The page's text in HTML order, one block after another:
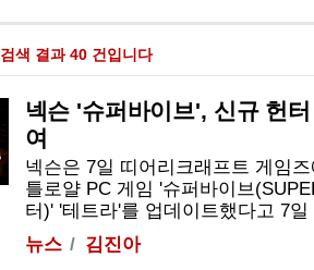
검색 결과 40 건입니다
넥슨 '슈퍼바이브', 신규 헌
여
넥슨은 7일 띠어리크래프트 게임
틀로얄 PC 게임 '슈퍼바이브
터)' '테트라'를 업데이트했다고 7
뉴스
김진아